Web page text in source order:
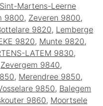
Sint-Martens-Leerne
9800, Zeveren 9800,
9820, Lemberge
9820, Munte 9820,
LATEM 9830,
Zevergem 9840,
, Merendree 9850,
9850, Balegem
9860, Moortsele